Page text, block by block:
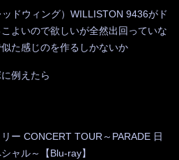
ドウィング）WILLISTON 9436がド
よいので欲しいが全然出回っていな
た感じのを作るしかないか
例えたら
ー CONCERT TOUR～PARADE 日
ャル～【Blu-ray】